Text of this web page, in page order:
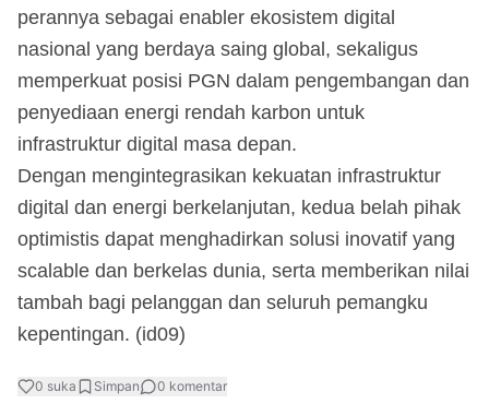
perannya sebagai enabler ekosistem digital
nasional yang berdaya saing global, sekaligus
memperkuat posisi PGN dalam pengembangan dan
penyediaan energi rendah karbon untuk
infrastruktur digital masa depan.
Dengan mengintegrasikan kekuatan infrastruktur
digital dan energi berkelanjutan, kedua belah pihak
optimistis dapat menghadirkan solusi inovatif yang
scalable dan berkelas dunia, serta memberikan nilai
tambah bagi pelanggan dan seluruh pemangku
kepentingan. (id09)
0 suka Simpan 0 komentar